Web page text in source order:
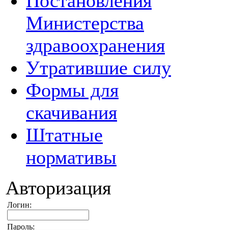
Министерства
здравоохранения
Утратившие силу
Формы для
скачивания
Штатные
нормативы
Авторизация
Логин:
Пароль: